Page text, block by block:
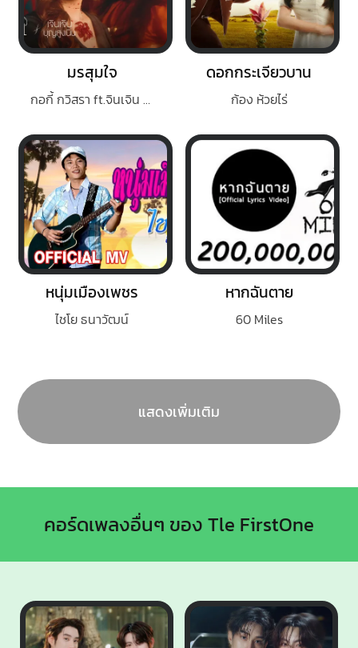
มรสุมใจ
กอกี้ กวิสรา ft.จินเจิน บุญสูงเนิน
ดอกกระเจียวบาน
ก้อง ห้วยไร่
หนุ่มเมืองเพชร
ไชโย ธนาวัฒน์
หากฉันตาย
60 Miles
แสดงเพิ่มเติม
คอร์ดเพลงอื่นๆ ของ Tle FirstOne